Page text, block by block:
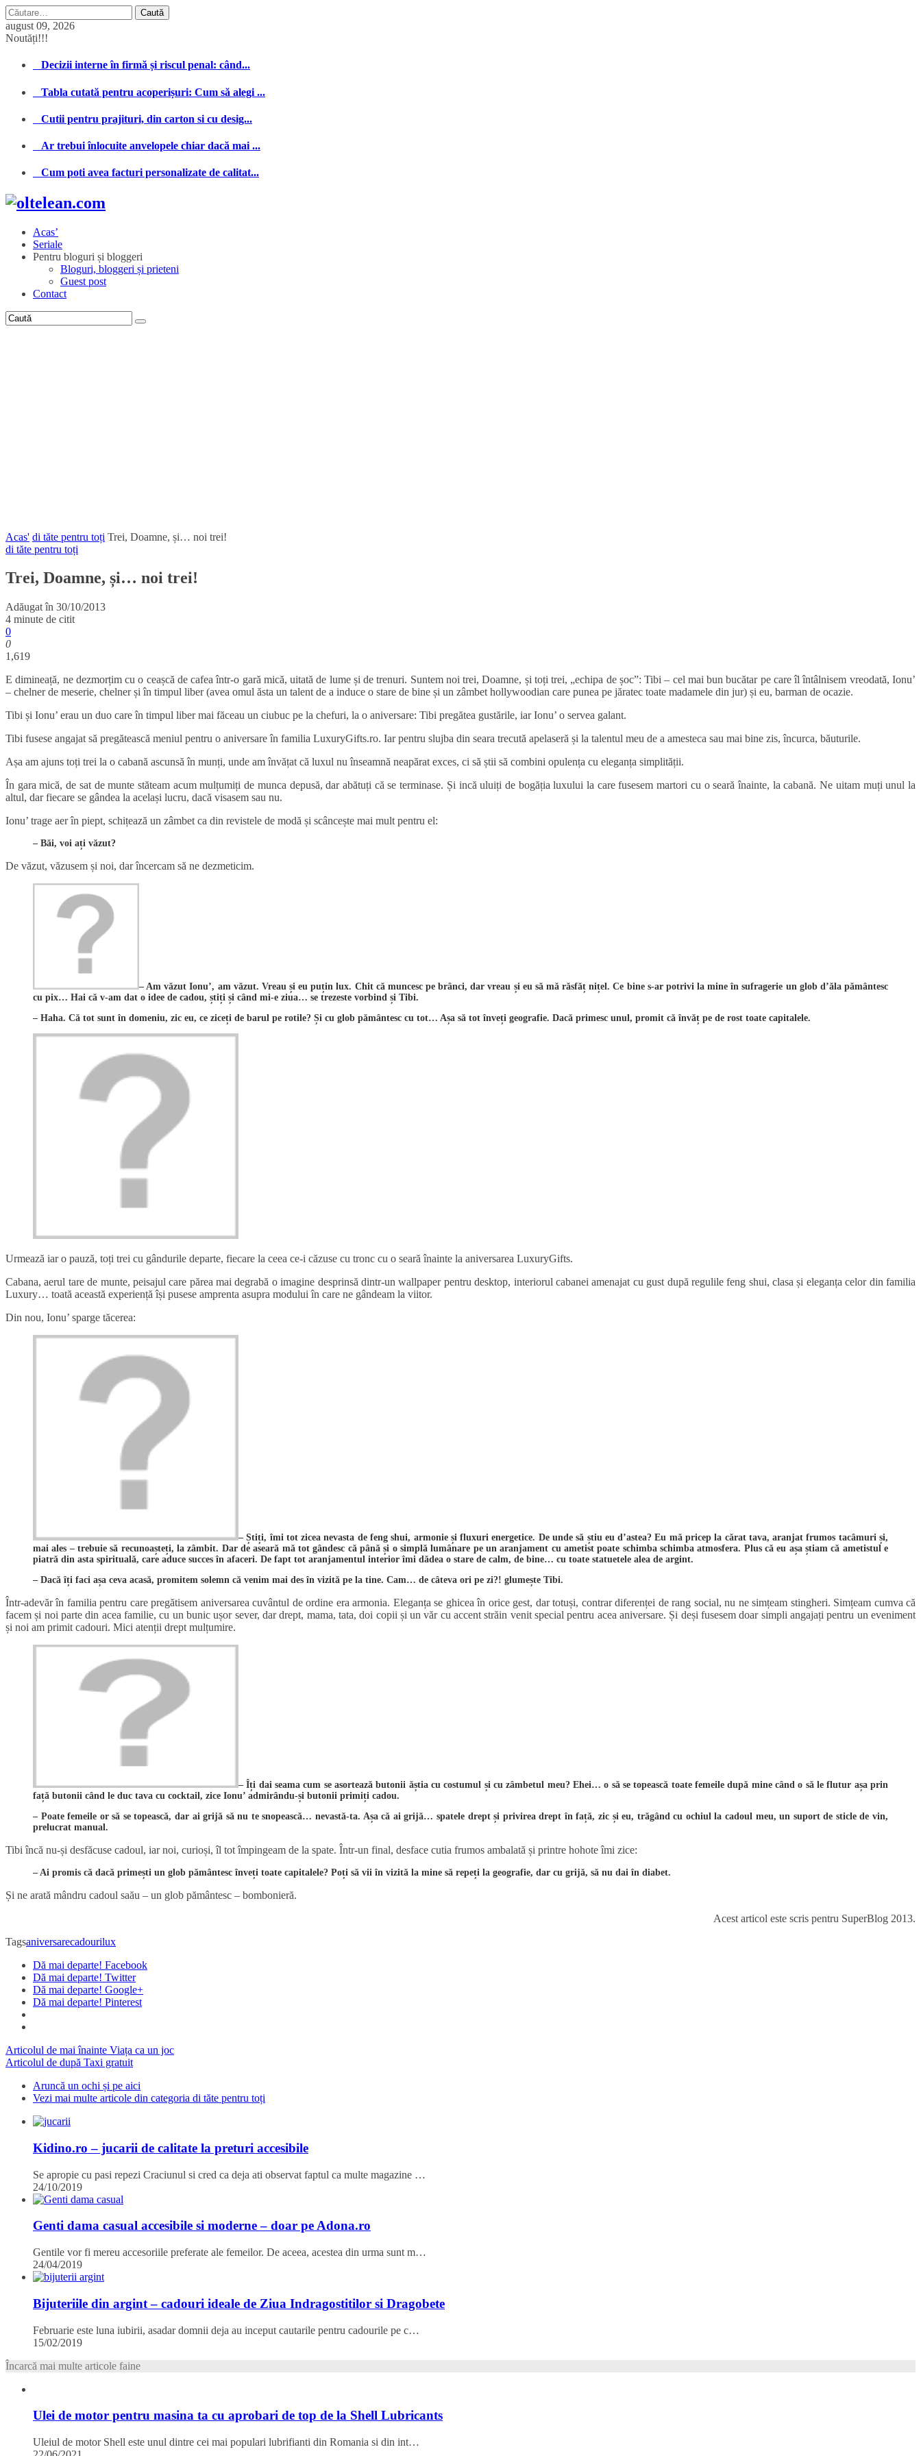
Caută
după:
august 09, 2026
Noutăți!!!
Decizii interne în firmă și riscul penal: când...
Tabla cutată pentru acoperișuri: Cum să alegi ...
Cutii pentru prajituri, din carton si cu desig...
Ar trebui înlocuite anvelopele chiar dacă mai ...
Cum poti avea facturi personalizate de calitat...
Acas’
Seriale
Pentru bloguri și bloggeri
Bloguri, bloggeri și prieteni
Guest post
Contact
Acas' di tăte pentru toți Trei, Doamne, și… noi trei!
di tăte pentru toți
Trei, Doamne, și… noi trei!
Adăugat în 30/10/2013
4 minute de citit
0
0
1,619
E dimineață, ne dezmorțim cu o ceașcă de cafea într-o gară mică, uitată de lume și de trenuri. Suntem noi trei, Doamne, și toți trei, „echipa de șoc”: Tibi – cel mai bun bucătar pe care îl întâlnisem vreodată, Ionu’
– chelner de meserie, chelner și în timpul liber (avea omul ăsta un talent de a induce o stare de bine și un zâmbet hollywoodian care punea pe jăratec toate madamele din jur) și eu, barman de ocazie.
Tibi și Ionu’ erau un duo care în timpul liber mai făceau un ciubuc pe la chefuri, la o aniversare: Tibi pregătea gustările, iar Ionu’ o servea galant.
Tibi fusese angajat să pregătească meniul pentru o aniversare în familia LuxuryGifts.ro. Iar pentru slujba din seara trecută apelaseră și la talentul meu de a amesteca sau mai bine zis, încurca, băuturile.
Așa am ajuns toți trei la o cabană ascunsă în munți, unde am învățat că luxul nu înseamnă neapărat exces, ci să știi să combini opulența cu eleganța simplității.
În gara mică, de sat de munte stăteam acum mulțumiți de munca depusă, dar abătuți că se terminase. Și incă uluiți de bogăția luxului la care fusesem martori cu o seară înainte, la cabană. Ne uitam muți unul la
altul, dar fiecare se gândea la același lucru, dacă visasem sau nu.
Ionu’ trage aer în piept, schițează un zâmbet ca din revistele de modă și scâncește mai mult pentru el:
– Băi, voi ați văzut?
De văzut, văzusem și noi, dar încercam să ne dezmeticim.
– Am văzut Ionu’, am văzut. Vreau și eu puțin lux. Chit că muncesc pe brânci, dar vreau și eu să mă răsfăț nițel. Ce bine s-ar potrivi la mine în sufragerie un glob d’ăla pământesc
cu pix… Hai că v-am dat o idee de cadou, știți și când mi-e ziua… se trezeste vorbind și Tibi.
– Haha. Că tot sunt în domeniu, zic eu, ce ziceți de barul pe rotile? Și cu glob pământesc cu tot… Așa să tot înveți geografie. Dacă primesc unul, promit că învăț pe de rost toate capitalele.
Urmează iar o pauză, toți trei cu gândurile departe, fiecare la ceea ce-i căzuse cu tronc cu o seară înainte la aniversarea LuxuryGifts.
Cabana, aerul tare de munte, peisajul care părea mai degrabă o imagine desprinsă dintr-un wallpaper pentru desktop, interiorul cabanei amenajat cu gust după regulile feng shui, clasa și eleganța celor din familia
Luxury… toată această experiență își pusese amprenta asupra modului în care ne gândeam la viitor.
Din nou, Ionu’ sparge tăcerea:
– Știți, îmi tot zicea nevasta de feng shui, armonie și fluxuri energetice. De unde să știu eu d’astea? Eu mă pricep la cărat tava, aranjat frumos tacâmuri și,
mai ales – trebuie să recunoașteți, la zâmbit. Dar de aseară mă tot gândesc că până și o simplă lumânare pe un aranjament cu ametist poate schimba schimba atmosfera. Plus că eu așa știam că ametistul e
piatră din asta spirituală, care aduce succes în afaceri. De fapt tot aranjamentul interior îmi dădea o stare de calm, de bine… cu toate statuetele alea de argint.
– Dacă îți faci așa ceva acasă, promitem solemn că venim mai des în vizită pe la tine. Cam… de câteva ori pe zi?! glumește Tibi.
Într-adevăr în familia pentru care pregătisem aniversarea cuvântul de ordine era armonia. Eleganța se ghicea în orice gest, dar totuși, contrar diferenței de rang social, nu ne simțeam stingheri. Simțeam cumva că
facem și noi parte din acea familie, cu un bunic ușor sever, dar drept, mama, tata, doi copii și un văr cu accent străin venit special pentru acea aniversare. Și deși fusesem doar simpli angajați pentru un eveniment
și noi am primit cadouri. Mici atenții drept mulțumire.
– Îți dai seama cum se asortează butonii ăștia cu costumul și cu zâmbetul meu? Ehei… o să se topească toate femeile după mine când o să le flutur așa prin
față butonii când le duc tava cu cocktail, zice Ionu’ admirându-și butonii primiți cadou.
– Poate femeile or să se topească, dar ai grijă să nu te snopească… nevastă-ta. Așa că ai grijă… spatele drept și privirea drept în față, zic și eu, trăgând cu ochiul la cadoul meu, un suport de sticle de vin,
prelucrat manual.
Tibi încă nu-și desfăcuse cadoul, iar noi, curioși, îl tot împingeam de la spate. Într-un final, desface cutia frumos ambalată și printre hohote îmi zice:
– Ai promis că dacă primești un glob pământesc înveți toate capitalele? Poți să vii în vizită la mine să repeți la geografie, dar cu grijă, să nu dai în diabet.
Și ne arată mândru cadoul saău – un glob pământesc – bombonieră.
Acest articol este scris pentru SuperBlog 2013.
Tagsaniversarecadourilux
Dă mai departe! Facebook
Dă mai departe! Twitter
Dă mai departe! Google+
Dă mai departe! Pinterest
Articolul de mai înainte Viața ca un joc
Articolul de după Taxi gratuit
Aruncă un ochi și pe aici
Vezi mai multe articole din categoria di tăte pentru toți
Kidino.ro – jucarii de calitate la preturi accesibile
Se apropie cu pasi repezi Craciunul si cred ca deja ati observat faptul ca multe magazine …
24/10/2019
Genti dama casual accesibile si moderne – doar pe Adona.ro
Gentile vor fi mereu accesoriile preferate ale femeilor. De aceea, acestea din urma sunt m…
24/04/2019
Bijuteriile din argint – cadouri ideale de Ziua Indragostitilor si Dragobete
Februarie este luna iubirii, asadar domnii deja au inceput cautarile pentru cadourile pe c…
15/02/2019
Încarcă mai multe articole faine
Ulei de motor pentru masina ta cu aprobari de top de la Shell Lubricants
Uleiul de motor Shell este unul dintre cei mai populari lubrifianti din Romania si din int…